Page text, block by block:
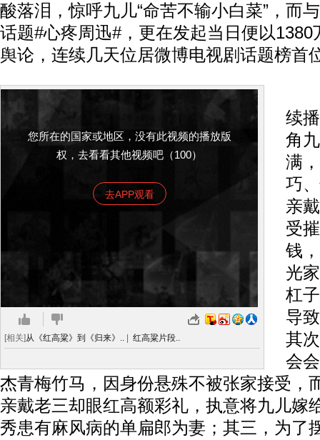
酸落泪，惊呼九儿“命苦不输小白菜”，而
话题#心疼周迅#，更在发起当日便以1380
舆论，连续几天位居微博电视剧话题榜首
您所在的国家或地区，没有此视频的播放版
权，去看看其他视频吧（100）
去APP观看
[相关]从《红高粱》到《归来》.. 红高粱片段..
续
角
满
巧
亲
受
钱
光
杠
导
其
会
杰青梅竹马，因身份悬殊不被张家接受，
亲戴老三却眼红高额彩礼，执意将九儿嫁
秀患有麻风病的单扁郎为妻；其三，为了